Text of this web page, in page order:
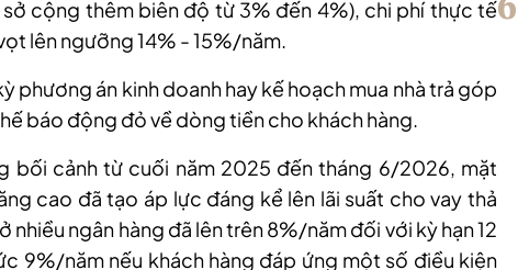
sở cộng thêm biên độ từ 3% đến 4%), chi phí thực tế
lên ngưỡng 14% - 15%/năm.
phương án kinh doanh hay kế hoạch mua nhà trả góp
báo động đỏ về dòng tiềncho khách hàng.
bối cảnh từ cuối năm 2025 đến tháng 6/2026, mặt
cao đã tạo áp lực đáng kể lên lãi suất cho vay thả
nhiều ngân hàng đã lên trên 8%/năm đối với kỳ hạn 12
9%/năm nếu khách hàng đáp ứng một số điều kiện
6